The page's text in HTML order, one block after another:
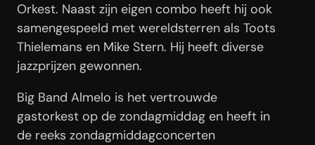
Orkest. Naast zijn eigen combo heeft hij ook
samengespeeld met wereldsterren als Toots
Thielemans en Mike Stern. Hij heeft diverse
jazzprijzen gewonnen.
Big Band Almelo is het vertrouwde
gastorkest op de zondagmiddag en heeft in
de reeks zondagmiddagconcerten